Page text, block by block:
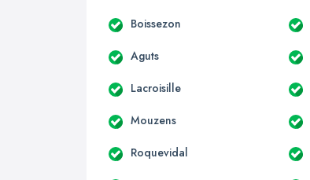
Boissezon
Aguts
Lacroisille
Mouzens
Roquevidal